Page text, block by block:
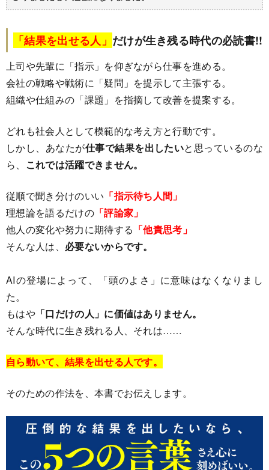
「結果を出せる人」 だけが生き残る時代の必読書!!
上司や先輩に「指示」を仰ぎながら仕事を進める。
会社の戦略や戦術に「疑問」を提示して主張する。
組織や仕組みの「課題」を指摘して改善を提案する。
どれも社会人として模範的な考え方と行動です。
しかし、あなたが仕事で結果を出したいと思っているのな
ら、
これでは活躍できません。
従順で聞き分けのいい 「指示待ち人間」
理想論を語るだけの「評論家」
他人の変化や努力に期待する 「他責思考」
そんな人は、 必要ないからです。
AIの登場によって、「頭のよさ」に意味はなくなりまし
た。
もはや「口だけの人」に価値はありません。
そんな時代に生き残れる人、それは……
自ら動いて、結果を出せる人です。
そのための作法を、本書でお伝えします。